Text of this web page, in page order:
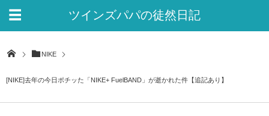
ツインズパパの徒然日記
NIKE
[NIKE]去年の今日ポチッた「NIKE+ FuelBAND」が逝かれた件【追記あり】